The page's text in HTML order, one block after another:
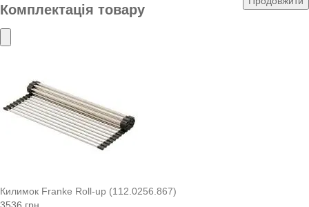
Комплектація товару
Килимок Franke Roll-up (112.0256.867)